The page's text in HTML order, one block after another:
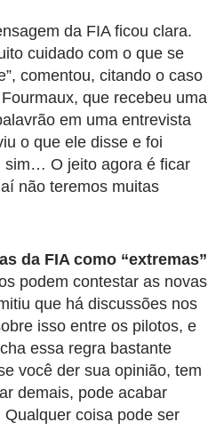
da FIA ficou clara.
cuidado com o que se
comentou, citando o caso
que recebeu uma
em uma entrevista
o que ele disse e foi
sim… O jeito agora é ficar
não teremos muitas
da FIA como “extremas”
podem contestar as novas
que há discussões nos
isso entre os pilotos, e
essa regra bastante
você der sua opinião, tem
demais, pode acabar
coisa pode ser